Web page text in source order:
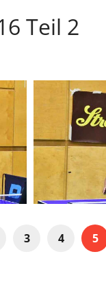
Teil 2
3 4 5